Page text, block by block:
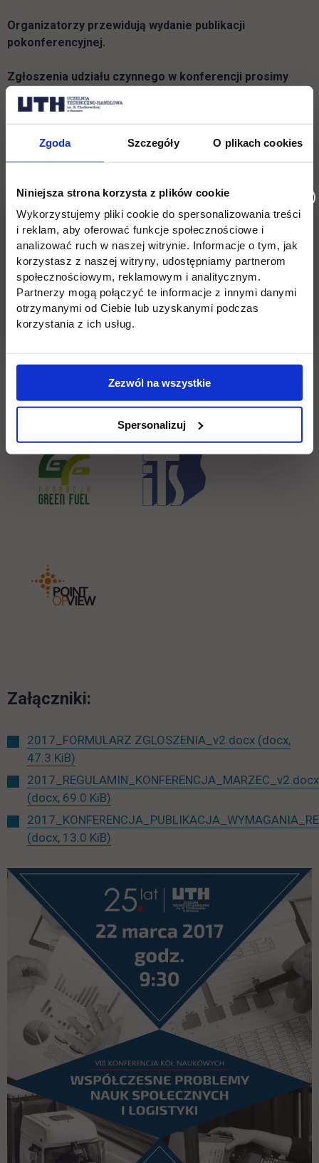
Zgoda Szczegóły O plikach cookies
Niniejsza strona korzysta z plików cookie
Wykorzystujemy pliki cookie do spersonalizowania treści
i reklam, aby oferować funkcje społecznościowe i
analizować ruch w naszej witrynie. Informacje o tym, jak
korzystasz z naszej witryny, udostępniamy partnerom
społecznościowym, reklamowym i analitycznym.
Partnerzy mogą połączyć te informacje z innymi danymi
otrzymanymi od Ciebie lub uzyskanymi podczas
korzystania z ich usług.
Zezwól na wszystkie
Spersonalizuj
Organizatorzy przewidują wydanie publikacji
pokonferencyjnej.
Zgłoszenia udziału czynnego w konferencji prosimy
przesyłać do dnia 8 marca, a biernego do 15 marca 2017
KONTAKT:
Eliza Kotomska
Serdecznie zapraszamy!
Patronat:
Załączniki:
2017_FORMULARZ ZGLOSZENIA_v2.docx (docx,
47.3 KiB)
2017_REGULAMIN_KONFERENCJA_MARZEC_v2.docx
(docx, 69.0 KiB)
(docx, 13.0 KiB)